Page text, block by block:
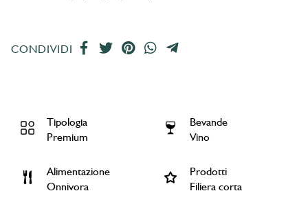
CONDIVIDI
Tipologia
Premium
Bevande
Vino
Alimentazione
Onnivora
Prodotti
Filiera corta